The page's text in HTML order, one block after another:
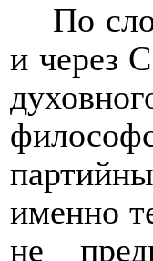
По
и через
именно
не